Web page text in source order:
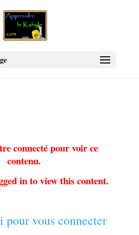
connecté pour voir ce
contenu.
in to view this content.
vous connecter